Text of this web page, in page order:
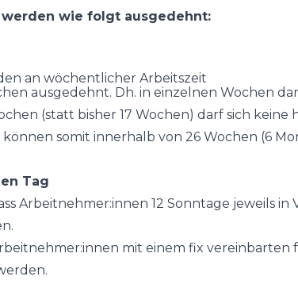
wie folgt ausgedehnt:
an wöchentlicher Arbeitszeit
ausgedehnt. Dh. in einzelnen Wochen
(statt bisher 17 Wochen) darf sich
somit innerhalb von 26 Wochen (6
Tag
Arbeitnehmer:innen 12 Sonntage jeweils
mit einem fix vereinbarten